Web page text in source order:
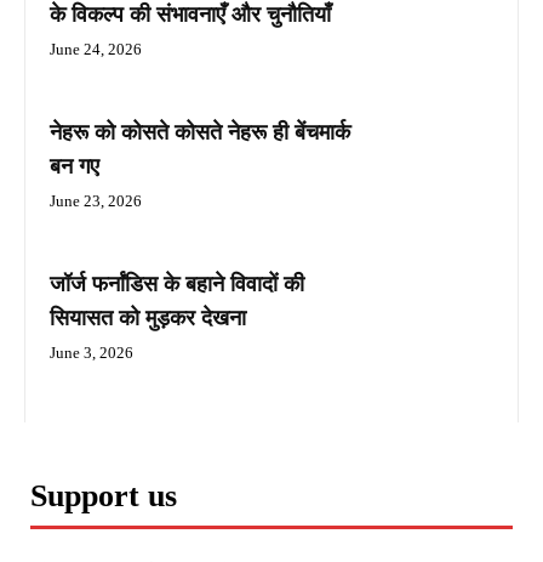
के विकल्प की संभावनाएँ और चुनौतियाँ
June 24, 2026
नेहरू को कोसते कोसते नेहरू ही बेंचमार्क
बन गए
June 23, 2026
जॉर्ज फर्नांडिस के बहाने विवादों की
सियासत को मुड़कर देखना
June 3, 2026
Support us